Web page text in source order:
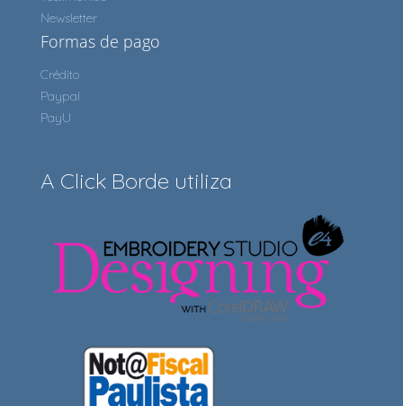
Newsletter
Formas de pago
Crédito
Paypal
PayU
A Click Borde utiliza